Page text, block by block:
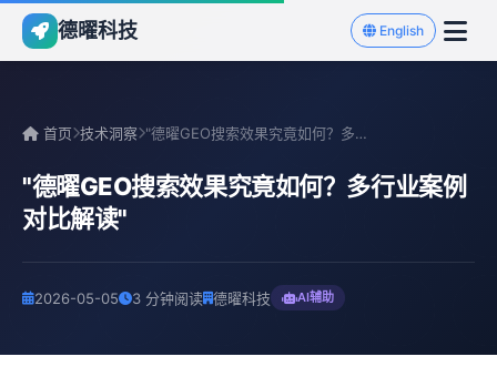
德曜科技 English
首页 技术洞察 "德曜GEO搜索效果究竟如何？多行业案例对比解读"
"德曜GEO搜索效果究竟如何？多行业案例
对比解读"
2026-05-05 3 分钟阅读 德曜科技 AI辅助